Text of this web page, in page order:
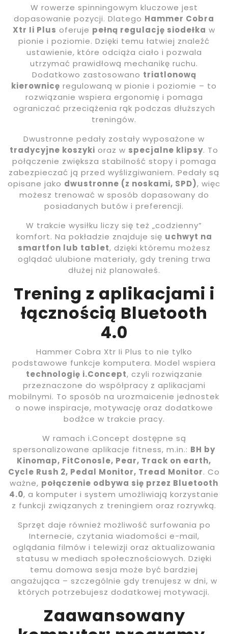
W rowerze spinningowym kluczowe jest
dopasowanie pozycji. Dlatego Hammer Cobra
Xtr Ii Plus oferuje pełną regulację siodełka w
pionie i poziomie. Dzięki temu łatwiej znaleźć
ustawienie, które odciąża ciało i pozwala
utrzymać prawidłową mechanikę ruchu.
Dodatkowo zastosowano triatlonową
kierownicę regulowaną w pionie i poziomie – to
rozwiązanie wspiera ergonomię i pomaga
ograniczać przeciążenia rąk podczas dłuższych
treningów.
Dwustronne pedały zostały wyposażone w
tradycyjne koszyki oraz w specjalne klipsy. To
połączenie zwiększa stabilność stopy i pomaga
zabezpieczać ją przed wyślizgiwaniem. Pedały są
opisane jako dwustronne (z noskami, SPD), więc
możesz trenować w sposób dopasowany do
posiadanych butów i preferencji.
W trakcie wysiłku liczy się też „codzienny”
komfort. Na pokładzie znajduje się uchwyt na
smartfon lub tablet, dzięki któremu możesz
oglądać ulubione materiały, gdy trening trwa
dłużej niż planowałeś.
Trening z aplikacjami i
łącznością Bluetooth
4.0
Hammer Cobra Xtr Ii Plus to nie tylko
podstawowe funkcje komputera. Model wspiera
technologię i.Concept, czyli rozwiązanie
przeznaczone do współpracy z aplikacjami
mobilnymi. To sposób na urozmaicenie jednostek
o nowe inspiracje, motywację oraz dodatkowe
bodźce w trakcie pracy.
W ramach i.Concept dostępne są
spersonalizowane aplikacje fitness, m.in.: BH by
Kinomap, FitConosle, Pear, Track on earth,
Cycle Rush 2, Pedal Monitor, Tread Monitor. Co
ważne, połączenie odbywa się przez Bluetooth
4.0, a komputer i system umożliwiają korzystanie
z funkcji związanych z treningiem oraz rozrywką.
Sprzęt daje również możliwość surfowania po
Internecie, czytania wiadomości e-mail,
oglądania filmów i telewizji oraz aktualizowania
statusu w mediach społecznościowych. Dzięki
temu domowa sesja może być bardziej
angażująca – szczególnie gdy trenujesz w dni, w
których potrzebujesz dodatkowej motywacji.
Zaawansowany